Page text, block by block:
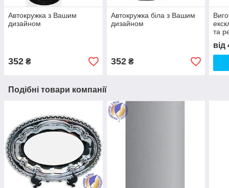
Автокружка з Вашим
дизайном
352 ₴
Автокружка біла з Вашим
дизайном
352₴
та
від
Подібні товари компанії